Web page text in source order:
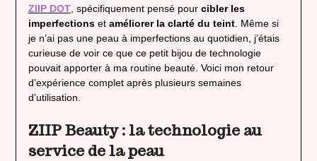
ZIIP DOT, spécifiquement pensé pour cibler les
imperfectionset améliorer la clarté du teint. Même si
je n’ai pas une peau à imperfections au quotidien, j’étais
curieuse de voir ce que ce petit bijou de technologie
pouvait apporter à ma routine beauté. Voici mon retour
d’expérience complet après plusieurs semaines
d’utilisation.
ZIIP Beauty : la technologie au
service de la peau